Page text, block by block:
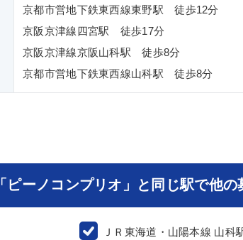
京都市営地下鉄東西線東野駅 徒歩12分
京阪京津線四宮駅 徒歩17分
京阪京津線京阪山科駅 徒歩8分
京都市営地下鉄東西線山科駅 徒歩8分
「ピーノコンプリオ」と同じ駅で他
ＪＲ東海道・山陽本線 山科